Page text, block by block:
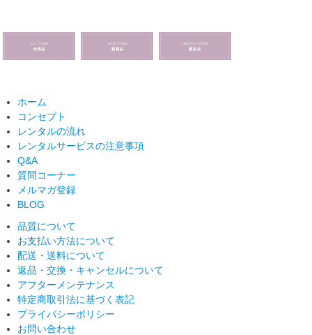
ホーム
コンセプト
レンタルの流れ
レンタルサービスの注意事項
Q&A
質問コーナー
メルマガ登録
BLOG
品質について
お支払い方法について
配送・送料について
返品・交換・キャンセルについて
アフターメンテナンス
特定商取引法に基づく表記
プライバシーポリシー
お問い合わせ